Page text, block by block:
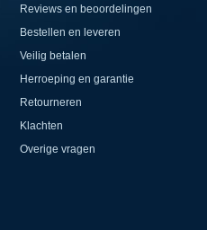
Reviews en beoordelingen
Bestellen en leveren
Veilig betalen
Herroeping en garantie
Retourneren
Klachten
Overige vragen